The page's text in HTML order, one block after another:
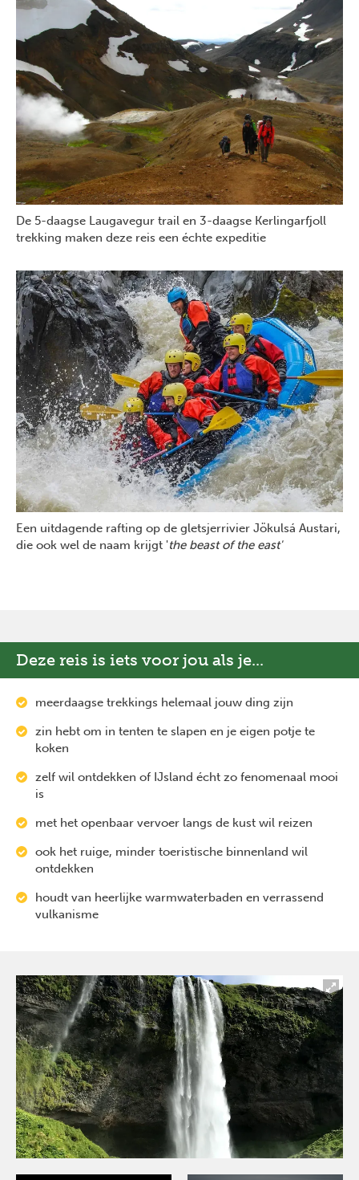
De 5-daagse Laugavegur trail en 3-daagse Kerlingarfjoll
trekking maken deze reis een échte expeditie
Een uitdagende rafting op de gletsjerrivier Jökulsá Austari,
die ook wel de naam krijgt 'the beast of the east'
Deze reis is iets voor jou als je...
meerdaagse trekkings helemaal jouw ding zijn
zin hebt om in tenten te slapen en je eigen potje te
koken
zelf wil ontdekken of IJsland écht zo fenomenaal mooi
is
met het openbaar vervoer langs de kust wil reizen
ook het ruige, minder toeristische binnenland wil
ontdekken
houdt van heerlijke warmwaterbaden en verrassend
vulkanisme